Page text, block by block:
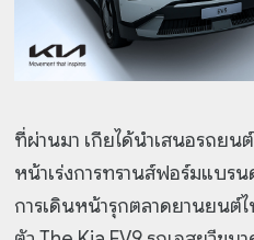
ที่ผ่านมา เกียได้นำเสนอรถยน
หน้าเร่งการทรานส์ฟอร์มแบร
การเดินหน้ารุกตลาดยานยนต์